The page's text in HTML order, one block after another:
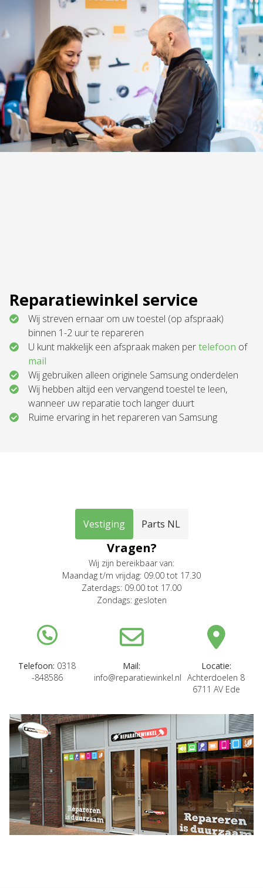
Reparatiewinkel service
Wij streven ernaar om uw toestel (op afspraak)
binnen 1-2 uur te repareren
U kunt makkelijk een afspraak maken pertelefoon of
mail
Wij gebruiken alleen originele Samsung onderdelen
Wij hebben altijd een vervangend toestel te leen,
wanneer uw reparatie toch langer duurt
Ruime ervaring in het repareren van Samsung
Vestiging Parts NL
Vragen?
Wij zijn bereikbaar van:
Maandag t/m vrijdag: 09.00 tot 17.30
Zaterdags: 09.00 tot 17.00
Zondags: gesloten
Telefoon: 0318
-848586
Mail:
info@reparatiewinkel.nl
Locatie:
Achterdoelen 8
6711 AV Ede